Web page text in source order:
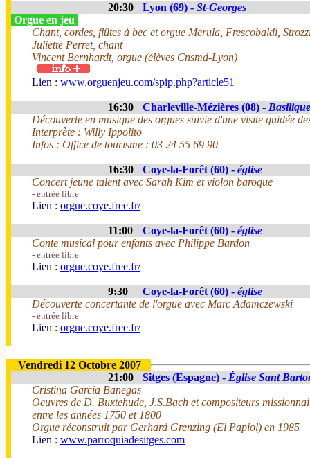
20:30 Lyon (69) - St-Georges
Orgue en jeu
Chant, cordes, flûtes à bec et orgue Merula, Frescobaldi,
Juliette Perret, chant
Vincent Bernhardt, orgue (élèves Cnsmd-Lyon)
Lien : www.orguenjeu.com/spip.php?article51
16:30 Charleville-Mézières (08) -
Découverte en musique des orgues suivie d'une visite guidée
Interprète : Willy Ippolito
Infos : Office de tourisme : 03 24 55 69 90
16:30 Coye-la-Forêt (60) - église
Concert jeune talent avec Sarah Kim et violon baroque
- entrée libre
Lien : orgue.coye.free.fr/
11:00 Coye-la-Forêt (60) - église
Conte musical pour enfants avec Philippe Bardon
- entrée libre
Lien : orgue.coye.free.fr/
9:30 Coye-la-Forêt (60) - église
Découverte concertante de l'orgue avec Marc Adamczewski
- entrée libre
Lien : orgue.coye.free.fr/
Vendredi 12 Octobre 2007
21:00
Sitges (Espagne) - Église Sant
Cristina Garcia Banegas
Oeuvres de D. Buxtehude, J.S.Bach et compositeurs
entre les années 1750 et 1800
Orgue réconstruit par Gerhard Grenzing (El Papiol) en 1985
Lien : www.parroquiadesitges.com